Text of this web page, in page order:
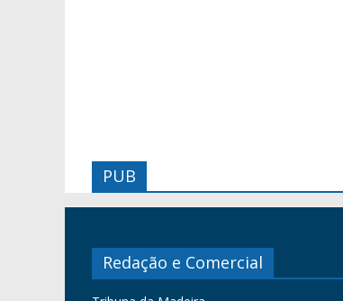
PUB
Redação e Comercial